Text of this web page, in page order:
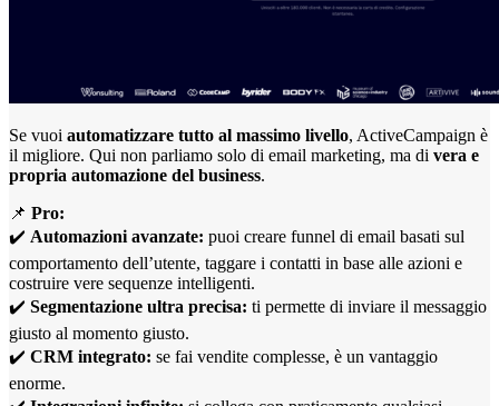
Se vuoi automatizzare tutto al massimo livello, ActiveCampaign è
il migliore. Qui non parliamo solo di email marketing, ma di vera e
propria automazione del business.
📌 Pro:
✔️ Automazioni avanzate: puoi creare funnel di email basati sul
comportamento dell’utente, taggare i contatti in base alle azioni e
costruire vere sequenze intelligenti.
✔️ Segmentazione ultra precisa: ti permette di inviare il messaggio
giusto al momento giusto.
✔️ CRM integrato: se fai vendite complesse, è un vantaggio
enorme.